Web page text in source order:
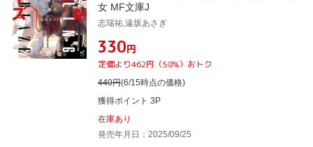
女 MF文庫J
志瑞祐,遠坂あさぎ
¥330円
定価より462円（58%）おトク
440円(6/15時点の価格)
獲得ポイント 3P
在庫あり
発売年月日：2025/09/25